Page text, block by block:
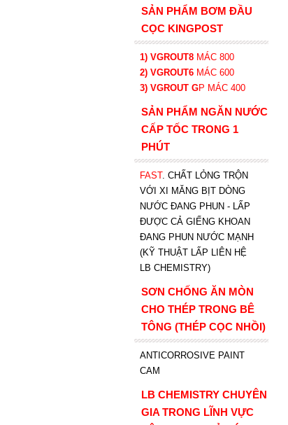
SẢN PHẨM BƠM ĐẦU
CỌC KINGPOST
1) VGROUT8 MÁC 800
2) VGROUT6 MÁC 600
3) VGROUT GP MÁC 400
SẢN PHẨM NGĂN NƯỚC
CẤP TỐC TRONG 1
PHÚT
FAST. CHẤT LỎNG TRỘN
VỚI XI MĂNG BỊT DÒNG
NƯỚC ĐANG PHUN - LẤP
ĐƯỢC CẢ GIẾNG KHOAN
ĐANG PHUN NƯỚC MẠNH
(KỸ THUẬT LẤP LIÊN HỆ
LB CHEMISTRY)
SƠN CHỐNG ĂN MÒN
CHO THÉP TRONG BÊ
TÔNG (THÉP CỌC NHỒI)
ANTICORROSIVE PAINT
CAM
LB CHEMISTRY CHUYÊN
GIA TRONG LĨNH VỰC